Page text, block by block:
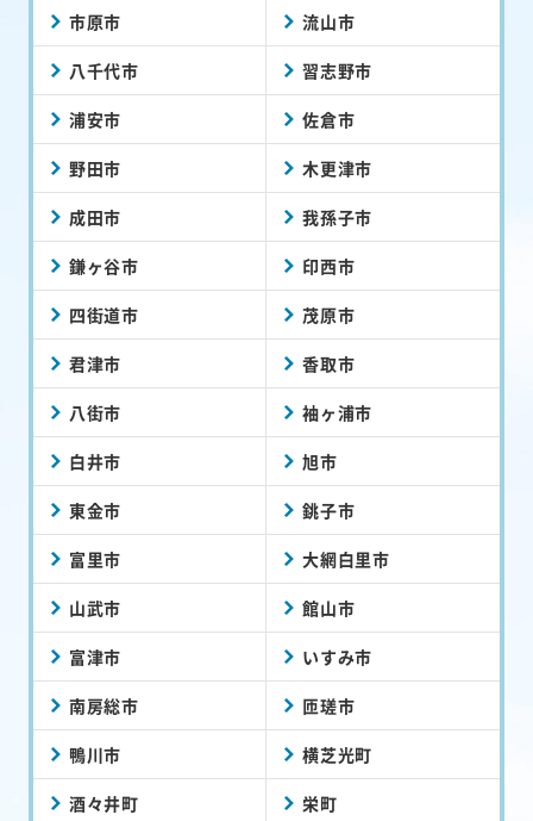
市原市 流山市
八千代市 習志野市
浦安市 佐倉市
野田市 木更津市
成田市 我孫子市
鎌ヶ谷市 印西市
四街道市 茂原市
君津市 香取市
八街市 袖ヶ浦市
白井市 旭市
東金市 銚子市
富里市 大網白里市
山武市 館山市
富津市 いすみ市
南房総市 匝瑳市
鴨川市 横芝光町
酒々井町 栄町